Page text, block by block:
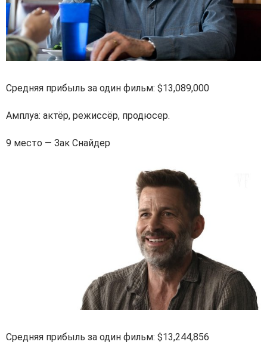
Средняя прибыль за один фильм: $13,089,000
Амплуа: актёр, режиссёр, продюсер.
9 место — Зак Снайдер
Средняя прибыль за один фильм: $13,244,856